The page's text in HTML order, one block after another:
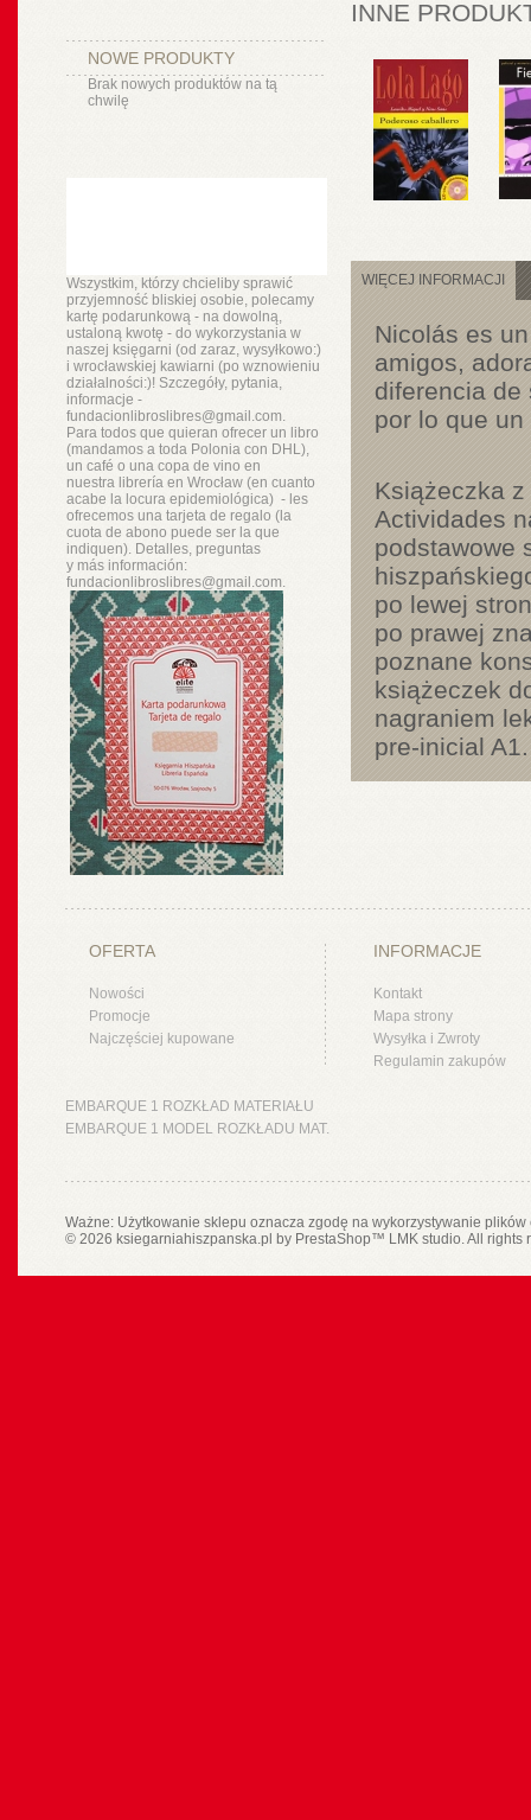
NOWE PRODUKTY
Brak nowych produktów na tą
chwilę
Wszystkim, którzy chcieliby sprawić
przyjemność bliskiej osobie, polecamy
kartę podarunkową - na dowolną,
ustaloną kwotę - do wykorzystania w
naszej księgarni (od zaraz, wysyłkowo:)
i wrocławskiej kawiarni (po wznowieniu
działalności:)! Szczegóły, pytania,
informacje -
fundacionlibroslibres@gmail.com.
Para todos que quieran ofrecer un libro
(mandamos a toda Polonia con DHL),
un café o una copa de vino en
nuestra libreríaen Wrocław (en cuanto
acabe la locura epidemiológica) - les
ofrecemos una tarjeta de regalo (la
cuota de abono puede ser la que
indiquen). Detalles, preguntas
y másinformación:
fundacionlibroslibres@gmail.com.
INNE
WIĘCEJ INFORMACJI
Nicolás es
amigos,
diferencia de
por lo que
Książeczka
Actividades
podstawowe
po lewej
po prawej
poznane
książeczek
nagraniem
pre-inicial A1.
OFERTA
Nowości
Promocje
Najczęściej kupowane
INFORMACJE
Kontakt
Mapa strony
Wysyłka i Zwroty
Regulamin zakupów
EMBARQUE 1 ROZKŁAD MATERIAŁU
EMBARQUE 1 MODEL ROZKŁADU MAT.
Ważne: Użytkowanie sklepu oznacza zgodę na wykorzystywanie
© 2026 ksiegarniahiszpanska.pl by PrestaShop™ LMK studio. All rights